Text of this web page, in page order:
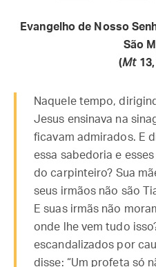
Evangelho de Nosso
São
(Mt13,
Naquele tempo,
Jesus ensinava na
ficavam admirados. E
essa sabedoria e
do carpinteiro? Sua
seus irmãos não são
E suas irmãs não
onde lhe vem tudo
escandalizados por
disse: “Um profeta só